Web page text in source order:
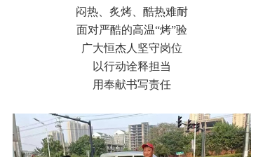
闷热、炙烤、酷热难耐
面对严酷的高温“烤”验
广大恒杰人坚守岗位
以行动诠释担当
用奉献书写责任